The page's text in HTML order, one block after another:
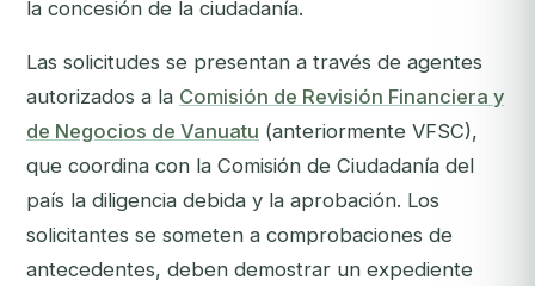
la concesión de la ciudadanía.
Las solicitudes se presentan a través de agentes
autorizados a la Comisión de Revisión Financiera y
de Negocios de Vanuatu (anteriormente VFSC),
que coordina con la Comisión de Ciudadanía del
país la diligencia debida y la aprobación. Los
solicitantes se someten a comprobaciones de
antecedentes, deben demostrar un expediente